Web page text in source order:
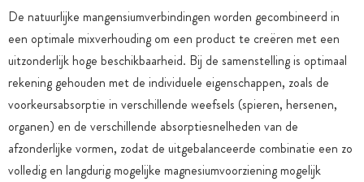
De natuurlijke mangensiumverbindingen worden gecombineerd in
een optimale mixverhouding om een product te creëren met een
uitzonderlijk hoge beschikbaarheid. Bij de samenstelling is optimaal
rekening gehouden met de individuele eigenschappen, zoals de
voorkeursabsorptie in verschillende weefsels (spieren, hersenen,
organen) en de verschillende absorptiesnelheden van de
afzonderlijke vormen, zodat de uitgebalanceerde combinatie een zo
volledig en langdurig mogelijke magnesiumvoorziening mogelijk